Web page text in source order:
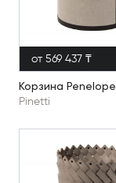
от 569 437 ₸
Корзина Penelope
Pinetti